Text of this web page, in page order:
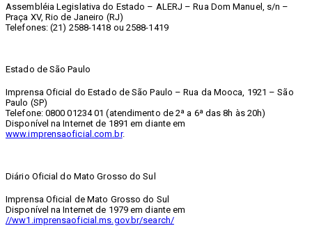
Assembléia Legislativa do Estado – ALERJ – Rua Dom Manuel, s/n –
Praça XV, Rio de Janeiro (RJ)
Telefones: (21) 2588-1418 ou 2588-1419
Estado de São Paulo
Imprensa Oficial do Estado de São Paulo – Rua da Mooca, 1921 – São
Paulo (SP)
Telefone: 0800 01234 01 (atendimento de 2ª a 6ª das 8h às 20h)
Disponível na Internet de 1891 em diante em
www.imprensaoficial.com.br.
Diário Oficial do Mato Grosso do Sul
Imprensa Oficial de Mato Grosso do Sul
Disponível na Internet de 1979 em diante em
//ww1.imprensaoficial.ms.gov.br/search/